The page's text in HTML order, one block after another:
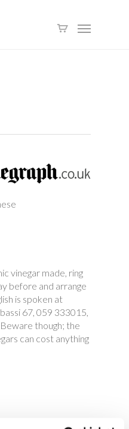
Menu
vinegar made, ring
before and arrange
is spoken at
67, 059 333015,
though; the
can cost anything